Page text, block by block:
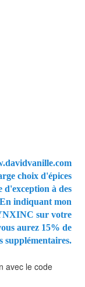
choix d'épices
d'exception à des
indiquant mon
sur votre
aurez 15% de
supplémentaires.
avec le code